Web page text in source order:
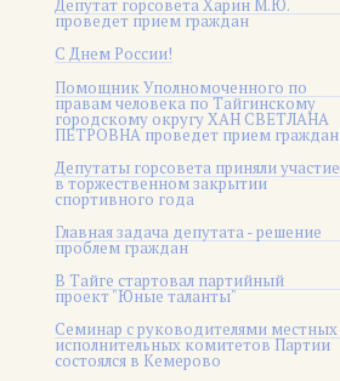
Депутат горсовета Харин М.Ю.
проведет прием граждан
С Днем России!
Помощник Уполномоченного по
правам человека по Тайгинскому
городскому округу ХАН СВЕТЛАНА
ПЕТРОВНА проведет прием граждан
Депутаты горсовета приняли участие
в торжественном закрытии
спортивного года
Главная задача депутата - решение
проблем граждан
В Тайге стартовал партийный
проект "Юные таланты"
Семинар с руководителями местных
исполнительных комитетов Партии
состоялся в Кемерово